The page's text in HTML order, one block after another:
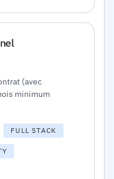
(avec
minimum
FULL STACK